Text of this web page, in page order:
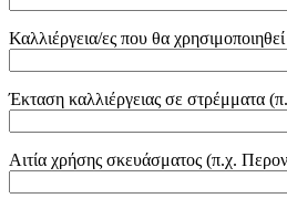
Καλλιέργεια/ες που θα
Έκταση καλλιέργειας σε στρέμματα
Αιτία χρήσης σκευάσματος (π.χ.